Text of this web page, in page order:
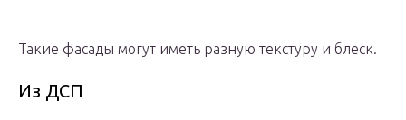
Такие фасады могут иметь разную текстуру и блеск.
Из ДСП